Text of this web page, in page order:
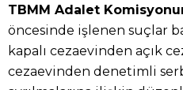
TBMM Adalet
öncesinde işlenen suçlar
kapalı cezaevinden açık
cezaevinden denetimli